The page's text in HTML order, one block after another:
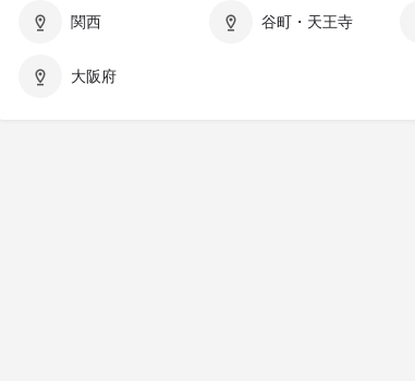
関西 谷町・天王寺
大阪府